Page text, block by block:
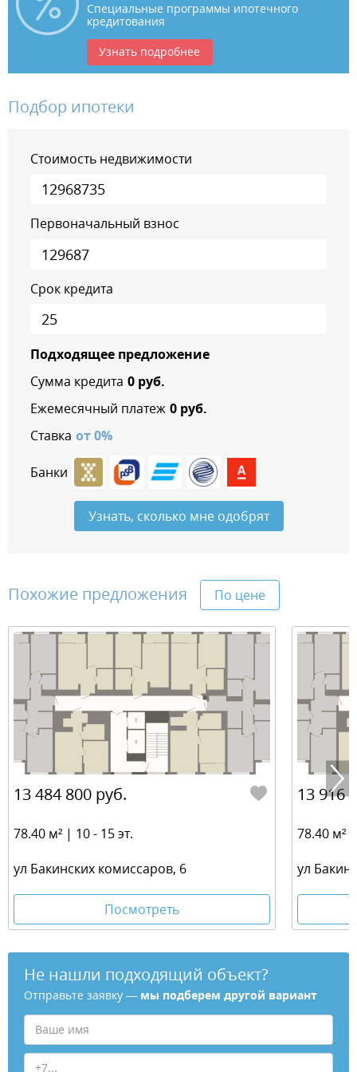
Специальные программы ипотечного
кредитования
Узнать подробнее
Подбор ипотеки
Стоимость недвижимости
Первоначальный взнос
Срок кредита
Подходящее предложение
Сумма кредита 0руб.
Ежемесячный платеж 0руб.
Ставка от0%
Банки
Узнать, сколько мне одобрят
Похожие предложения По цене
13 484 800 руб.
78.40 м² | 10 - 15 эт.
ул Бакинских комиссаров, 6
Посмотреть
13 916
78.40 м²
ул
Не нашли подходящий объект?
Отправьте заявку — мы подберем другой вариант